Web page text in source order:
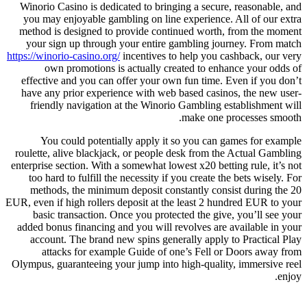
Winorio Casino is dedicated to bringing a secure, reasonable, and
you may enjoyable gambling on line experience. All of our extra
method is designed to provide continued worth, from the moment
your sign up through your entire gambling journey. From match
https://winorio-casino.org/incentives to help you cashback, our very
own promotions is actually created to enhance your odds of
effective and you can offer your own fun time. Even if you don’t
have any prior experience with web based casinos, the new user-
friendly navigation at the Winorio Gambling establishment will
make one processes smooth.
You could potentially apply it so you can games for example
roulette, alive blackjack, or people desk from the Actual Gambling
enterprise section. With a somewhat lowest x20 betting rule, it’s not
too hard to fulfill the necessity if you create the bets wisely. For
methods, the minimum deposit constantly consist during the 20
EUR, even if high rollers deposit at the least 2 hundred EUR to your
basic transaction. Once you protected the give, you’ll see your
added bonus financing and you will revolves are available in your
account. The brand new spins generally apply to Practical Play
attacks for example Guide of one’s Fell or Doors away from
Olympus, guaranteeing your jump into high-quality, immersive reel
enjoy.